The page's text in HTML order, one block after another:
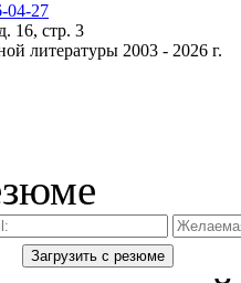
04-27
16, стр. 3
литературы 2003 - 2026 г.